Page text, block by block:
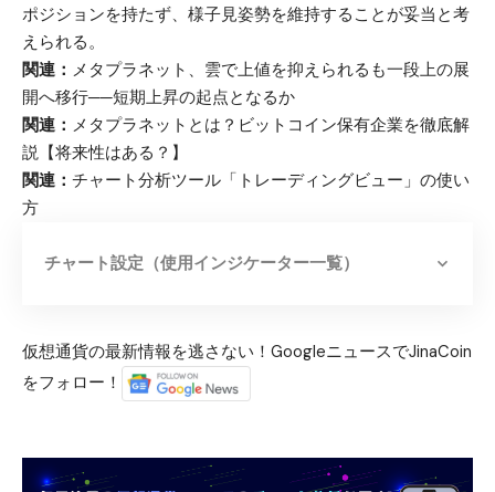
ポジションを持たず、様子見姿勢を維持することが妥当と考
えられる。
関連： メタプラネット、雲で上値を抑えられるも一段上の展
開へ移行──短期上昇の起点となるか
関連： メタプラネットとは？ビットコイン保有企業を徹底解
説【将来性はある？】
関連： チャート分析ツール「トレーディングビュー」の使い
方
チャート設定（使用インジケーター一覧）
仮想通貨の最新情報を逃さない！GoogleニュースでJinaCoin
をフォロー！